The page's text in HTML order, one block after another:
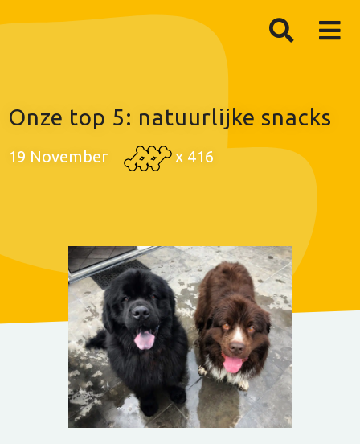
Onze top 5: natuurlijke snacks
19 November x 416